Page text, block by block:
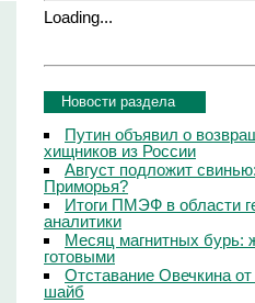
Loading...
Новости раздела
Путин объявил о
хищников из России
Август подложит
Приморья?
Итоги ПМЭФ в области
аналитики
Месяц магнитных бурь:
готовыми
Отставание Овечкина
шайб